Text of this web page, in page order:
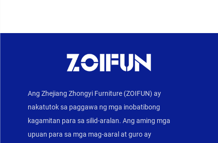
Ang Zhejiang Zhongyi Furniture (ZOIFUN) ay
nakatutok sa paggawa ng mga inobatibong
kagamitan para sa silid-aralan. Ang aming mga
upuan para sa mga mag-aaral at guro ay